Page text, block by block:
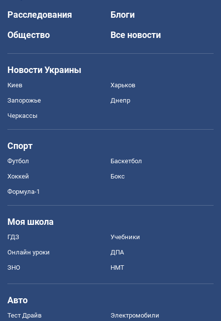
Расследования
Блоги
Общество
Все новости
Новости Украины
Киев Харьков
Запорожье Днепр
Черкассы
Спорт
Футбол Баскетбол
Хоккей Бокс
Формула-1
Моя школа
ГДЗ Учебники
Онлайн уроки ДПА
ЗНО НМТ
Авто
Тест Драйв Электромобили